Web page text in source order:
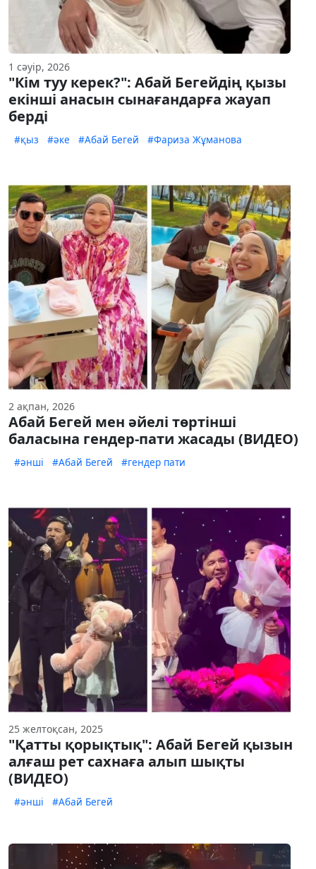
1 сәуір, 2026
"Кім туу керек?": Абай Бегейдің қызы
екінші анасын сынағандарға жауап
берді
#қыз #әке #Абай Бегей #Фариза Жұманова
2 ақпан, 2026
Абай Бегей мен әйелі төртінші
баласына гендер-пати жасады (ВИДЕО)
#әнші #Абай Бегей #гендер пати
25 желтоқсан, 2025
"Қатты қорықтық": Абай Бегей қызын
алғаш рет сахнаға алып шықты
(ВИДЕО)
#әнші #Абай Бегей